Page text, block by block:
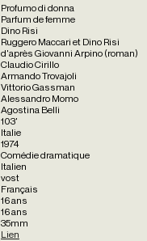
Profumo di donna
Parfum de femme
Dino Risi
Ruggero Maccari et Dino Risi
d'après Giovanni Arpino (roman)
Claudio Cirillo
Armando Trovajoli
Vittorio Gassman
Alessandro Momo
Agostina Belli
103'
Italie
1974
Comédie dramatique
Italien
vost
Français
16 ans
16 ans
35mm
Lien